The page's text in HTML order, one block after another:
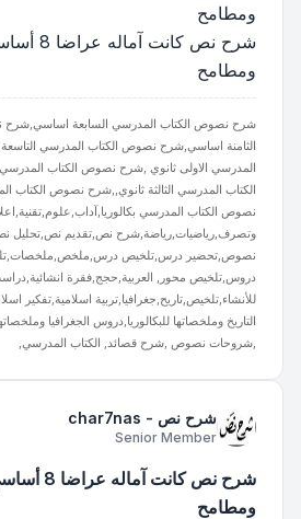
ومطامح
شرح نص
ومطامح
شرح نصوص الكتاب المدرسي السابعة اساسي,شرح
الثامنة اساسي,شرح نصوص الكتاب المدرسي
المدرسي الاولى ثانوي ,شرح نصوص الكتاب
الكتاب المدرسي الثالثة ثانوي,,شرح نصوص الكتاب
نصوص الكتاب المدرسي
وتصرف,رياضيات,رياضة,شرح نص,تقديم نص,تحليل
نصوص,تحضير درس,تلخيص
دروس,تلخيص محور, العربية,حجج,فقرة
للأنشاء,تلخيص,تاريح,جغرافيا,تربية اسلامية,تفكير
التاريخ وملخصاتها للبكالوريا,دروس الجغرافيا
,شروحات نصوص ,شرح قصائد, الكتاب المدرسي,
شرح نص - char7nas
Senior Member
شرح نص
ومطامح